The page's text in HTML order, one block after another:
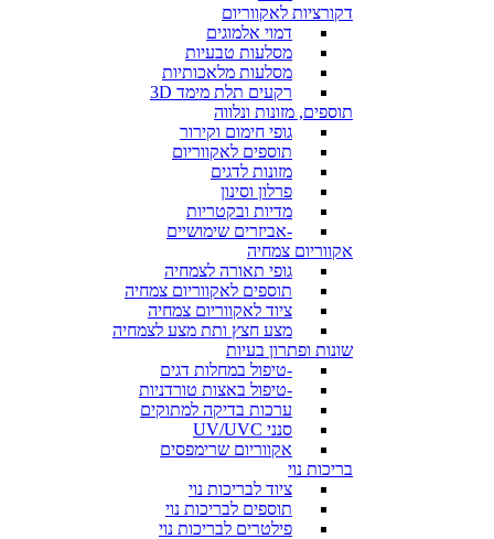
דקורציות לאקווריום
דמוי אלמוגים
מסלעות טבעיות
מסלעות מלאכותיות
רקעים תלת מימד 3D
תוספים, מזונות ונלווה
גופי חימום וקירור
תוספים לאקווריום
מזונות לדגים
פרלון וסינון
מדיות ובקטריות
-אביזרים שימושיים
אקווריום צמחיה
גופי תאורה לצמחיה
תוספים לאקווריום צמחיה
ציוד לאקווריום צמחיה
מצע חצץ ותת מצע לצמחיה
שונות ופתרון בעיות
-טיפול במחלות דגים
-טיפול באצות טורדניות
ערכות בדיקה למתוקים
סנני UV/UVC
אקווריום שרימפסים
בריכות נוי
ציוד לבריכות נוי
תוספים לבריכות נוי
פילטרים לבריכות נוי